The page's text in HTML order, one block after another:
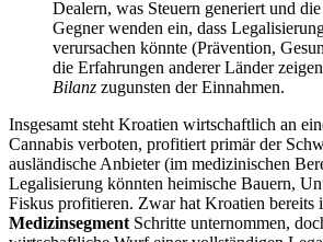
Dealern, was Steuern generiert und
Gegner wenden ein, dass
verursachen könnte (Prävention,
die Erfahrungen anderer Länder
Bilanz zugunsten der Einnahmen.
Insgesamt steht Kroatien wirtschaftlich an
Cannabis verboten, profitiert primär der
ausländische Anbieter (im medizinischen
Legalisierung könnten heimische Bauern,
Fiskus profitieren. Zwar hat Kroatien bereits
Medizinsegment Schritte unternommen,